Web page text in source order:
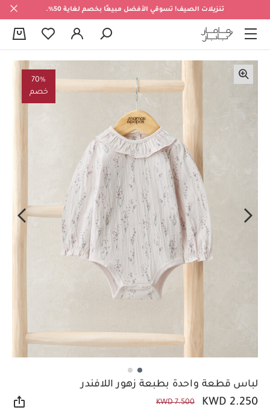
تنزيلات الصيف! تسوقي الأفضل مبيعًا بخصم لغاية 50%.
70%
خصم
لباس قطعة واحدة بطبعة زهور اللافندر
KWD 2.250
KWD 7.500